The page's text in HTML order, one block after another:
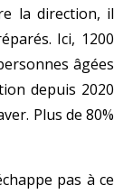
la direction, il
Ici, 1200
âgées
depuis 2020
Plus de 80%
pas à ce